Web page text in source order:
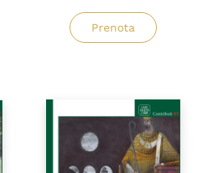
Prenota